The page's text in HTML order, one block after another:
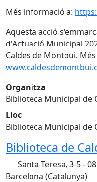
Més informació a:
Aquesta acció
d'Actuació Municipal
Caldes de Montbui.
Organitza
Biblioteca Municipal de
Lloc
Biblioteca Municipal de
Biblioteca de
Santa Teresa, 3-5 -
Barcelona (Catalunya)